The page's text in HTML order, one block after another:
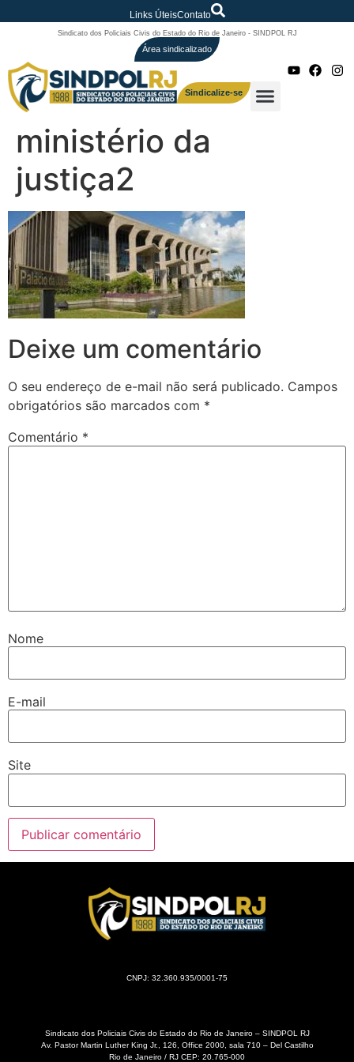
Links ÚteisContato
Sindicato dos Policiais Civis do Estado do Rio de Janeiro - SINDPOL RJ
Área sindicalizado
Sindicalize-se
ministério da
justiça2
Deixe um comentário
O seu endereço de e-mail não será publicado. Campos
obrigatórios são marcados com *
Comentário *
Nome
E-mail
Site
CNPJ: 32.360.935/0001-75
Sindicato dos Policiais Civis do Estado do Rio de Janeiro – SINDPOL RJ
Av. Pastor Martin Luther King Jr., 126, Office 2000, sala 710 – Del Castilho
Rio de Janeiro / RJ CEP: 20.765-000